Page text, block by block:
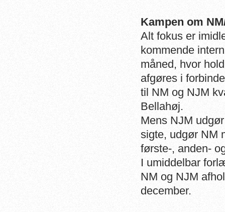
Kampen om
Alt fokus er
kommende
måned, hvor
afgøres i
til NM og NJM
Bellahøj.
Mens NJM
sigte, udgør NM
første-, anden-
I umiddelbar
NM og NJM
december.